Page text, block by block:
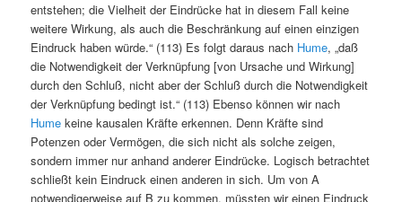
entstehen; die Vielheit der Eindrücke hat in diesem Fall keine
weitere Wirkung, als auch die Beschränkung auf einen einzigen
Eindruck haben würde.“ (113) Es folgt daraus nach Hume, „daß
die Notwendigkeit der Verknüpfung [von Ursache und Wirkung]
durch den Schluß, nicht aber der Schluß durch die Notwendigkeit
der Verknüpfung bedingt ist.“ (113) Ebenso können wir nach
Hume keine kausalen Kräfte erkennen. Denn Kräfte sind
Potenzen oder Vermögen, die sich nicht als solche zeigen,
sondern immer nur anhand anderer Eindrücke. Logisch betrachtet
schließt kein Eindruck einen anderen in sich. Um von A
notwendigerweise auf B zu kommen, müssten wir einen Eindruck